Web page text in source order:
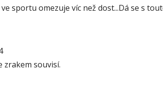
sportu omezuje víc než dost...Dá se s
zrakem souvisí.